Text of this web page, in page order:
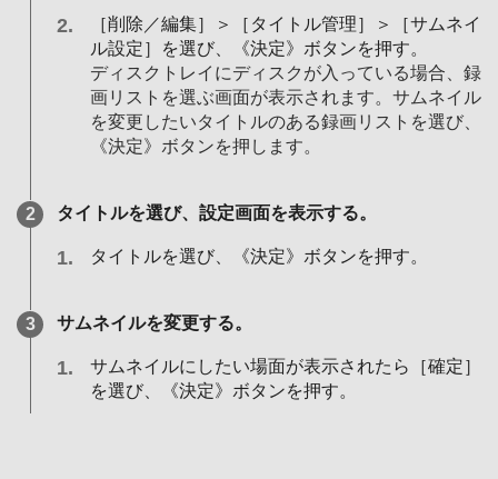
［削除／編集］＞［タイトル管理］＞［サムネイ
ル設定］を選び、《決定》ボタンを押す。
ディスクトレイにディスクが入っている場合、録
画リストを選ぶ画面が表示されます。サムネイル
を変更したいタイトルのある録画リストを選び、
《決定》ボタンを押します。
タイトルを選び、設定画面を表示する。
タイトルを選び、《決定》ボタンを押す。
サムネイルを変更する。
サムネイルにしたい場面が表示されたら［確定］
を選び、《決定》ボタンを押す。